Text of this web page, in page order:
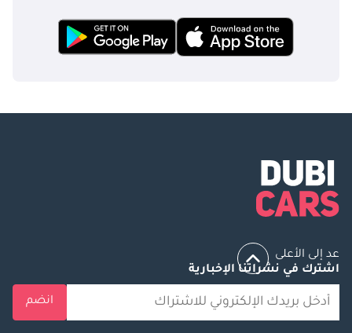
عد إلى الأعلى
اشترك في نشراتنا الإخبارية
انضم